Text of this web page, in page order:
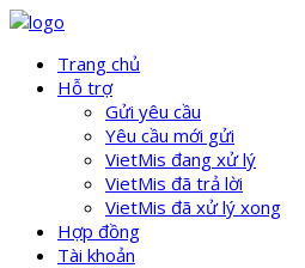
Trang chủ
Hỗ trợ
Gửi yêu cầu
Yêu cầu mới gửi
VietMis đang xử lý
VietMis đã trả lời
VietMis đã xử lý xong
Hợp đồng
Tài khoản